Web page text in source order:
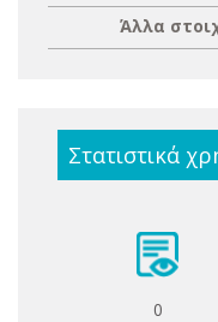
Άλλα
Στατιστικά
0